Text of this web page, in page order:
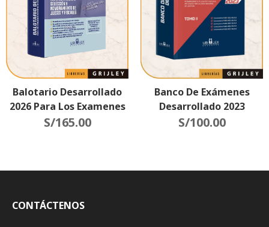
Balotario Desarrollado
2026 Para Los Examenes
Escritos De Selección Y
S/165.00
Banco De Exámenes
Desarrollado 2023
S/100.00
CONTÁCTENOS